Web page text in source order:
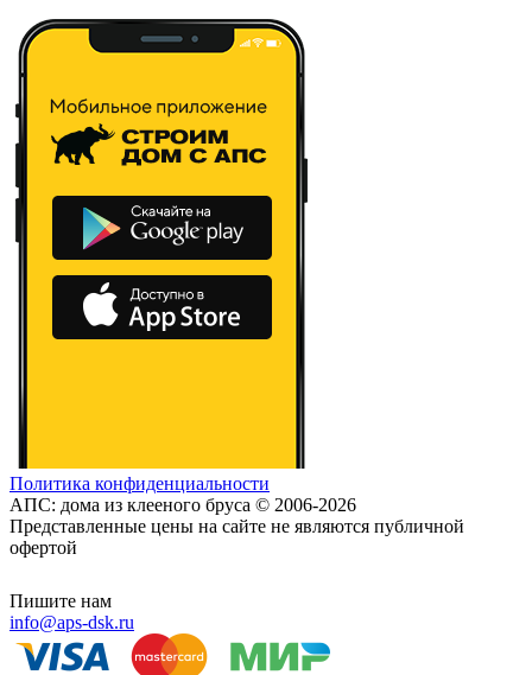
Политика конфиденциальности
АПС: дома из клееного бруса © 2006-2026
Представленные цены на сайте не являются публичной
офертой
Пишите нам
info@aps-dsk.ru